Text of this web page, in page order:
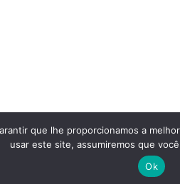
que lhe proporcionamos a
usar este site, assumiremos que
Ok